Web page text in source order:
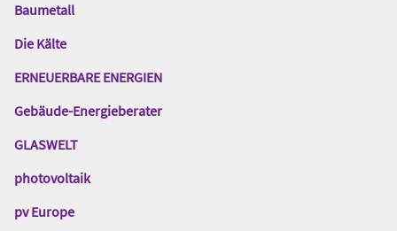
Das
Gentner
Baumetall
Die Kälte
ERNEUERBARE ENERGIEN
Gebäude-Energieberater
GLASWELT
photovoltaik
pv Europe